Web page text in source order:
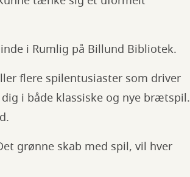
i Rumlig på Billund Bibliotek.
flere spilentusiaster som driver
i både klassiske og nye brætspil.
grønne skab med spil, vil hver